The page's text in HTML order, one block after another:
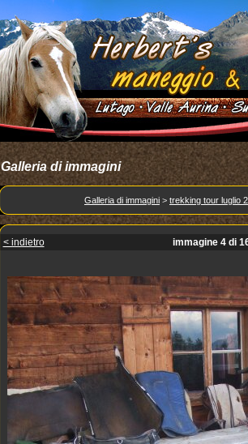
Galleria di immagini
Galleria di immagini > trekking tour luglio
< indietro immagine 4 di